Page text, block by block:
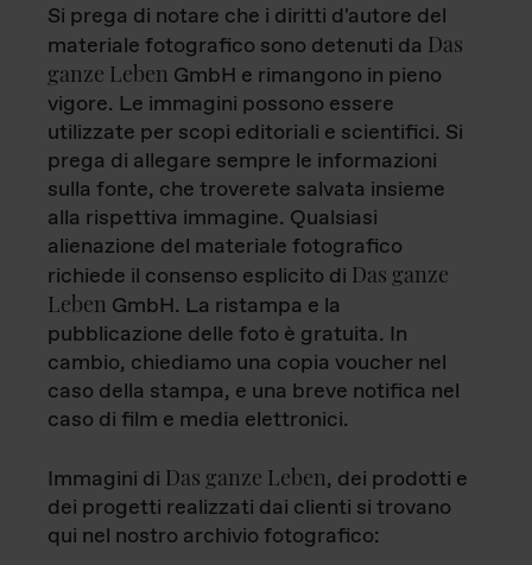
Si prega di notare che i diritti d'autore del
materiale fotografico sono detenuti da Das
ganze Leben GmbH e rimangono in pieno
vigore. Le immagini possono essere
utilizzate per scopi editoriali e scientifici. Si
prega di allegare sempre le informazioni
sulla fonte, che troverete salvata insieme
alla rispettiva immagine. Qualsiasi
alienazione del materiale fotografico
richiede il consenso esplicito di Das ganze
Leben GmbH. La ristampa e la
pubblicazione delle foto è gratuita. In
cambio, chiediamo una copia voucher nel
caso della stampa, e una breve notifica nel
caso di film e media elettronici.
Immagini di Das ganze Leben, dei prodotti e
dei progetti realizzati dai clienti si trovano
qui nel nostro archivio fotografico: